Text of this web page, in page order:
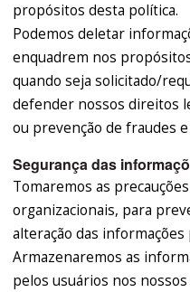
propósitos desta política.
Podemos deletar
enquadrem nos
quando seja solicitado/
defender nossos direitos
ou prevenção de fraudes
Segurança das
Tomaremos as
organizacionais, para
alteração das informações
Armazenaremos as
pelos usuários nos